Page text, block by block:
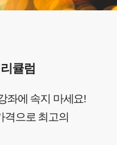
큘럼
좌에 속지 마세요!
격으로 최고의